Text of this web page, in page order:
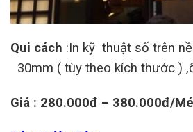
Qui cách :In kỹ thuật số trên
30mm ( tùy theo kích thước )
Giá : 280.000đ – 380.000đ/